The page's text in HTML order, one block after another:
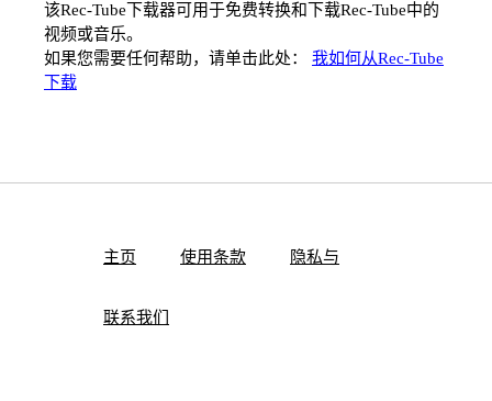
该Rec-Tube下载器可用于免费转换和下载Rec-Tube中的
视频或音乐。
如果您需要任何帮助，请单击此处： 我如何从Rec-Tube
下载
主页 使用条款 隐私与
联系我们